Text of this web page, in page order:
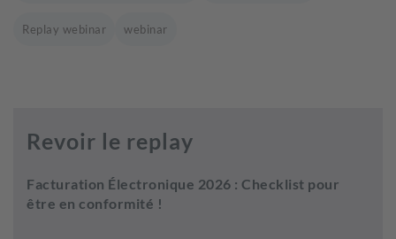
Replay webinar webinar
Revoir le replay
Facturation Électronique 2026 : Checklist pour
être en conformité !